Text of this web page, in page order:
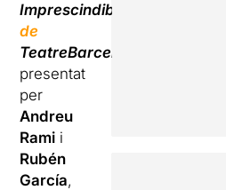
Imprescindibles
de
TeatreBarcelona
presentat
per
Andreu
Rami i
Rubén
García,